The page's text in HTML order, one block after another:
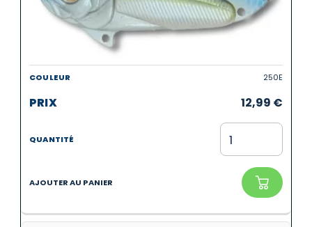
250E
12,99 €